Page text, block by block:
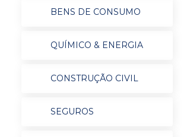
BENS DE CONSUMO
QUÍMICO & ENERGIA
CONSTRUÇÃO CIVIL
SEGUROS